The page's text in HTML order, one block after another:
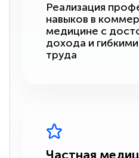
Реализация
навыков в
медицине с
дохода и
труда